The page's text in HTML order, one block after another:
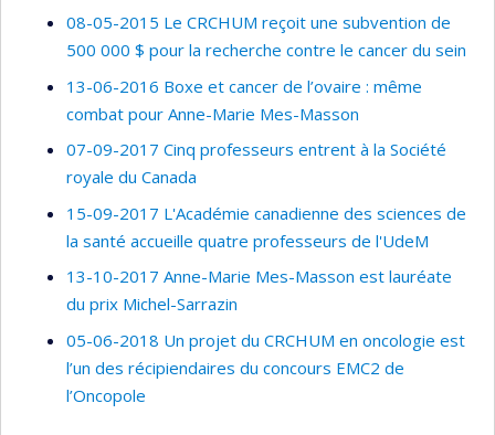
08-05-2015 Le CRCHUM reçoit une subvention de
500 000 $ pour la recherche contre le cancer du sein
13-06-2016 Boxe et cancer de l’ovaire : même
combat pour Anne-Marie Mes-Masson
07-09-2017 Cinq professeurs entrent à la Société
royale du Canada
15-09-2017 L'Académie canadienne des sciences de
la santé accueille quatre professeurs de l'UdeM
13-10-2017 Anne-Marie Mes-Masson est lauréate
du prix Michel-Sarrazin
05-06-2018 Un projet du CRCHUM en oncologie est
l’un des récipiendaires du concours EMC2 de
l’Oncopole